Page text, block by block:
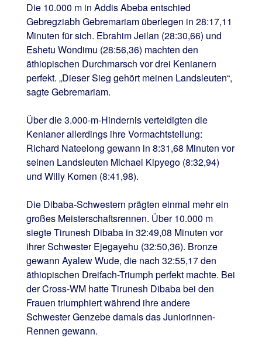
Die 10.000 m in Addis Abeba entschied
Gebregziabh Gebremariam überlegen in 28:17,11
Minuten für sich. Ebrahim Jeilan (28:30,66) und
Eshetu Wondimu (28:56,36) machten den
äthiopischen Durchmarsch vor drei Kenianern
perfekt. „Dieser Sieg gehört meinen Landsleuten“,
sagte Gebremariam.
Über die 3.000-m-Hindernis verteidigten die
Kenianer allerdings ihre Vormachtstellung:
Richard Nateelong gewann in 8:31,68 Minuten vor
seinen Landsleuten Michael Kipyego (8:32,94)
und Willy Komen (8:41,98).
Die Dibaba-Schwestern prägten einmal mehr ein
großes Meisterschaftsrennen. Über 10.000 m
siegte Tirunesh Dibaba in 32:49,08 Minuten vor
ihrer Schwester Ejegayehu (32:50,36). Bronze
gewann Ayalew Wude, die nach 32:55,17 den
äthiopischen Dreifach-Triumph perfekt machte. Bei
der Cross-WM hatte Tirunesh Dibaba bei den
Frauen triumphiert während ihre andere
Schwester Genzebe damals das Juniorinnen-
Rennen gewann.